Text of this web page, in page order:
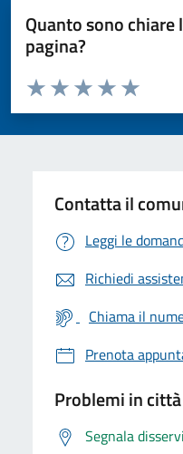
Quanto sono
pagina?
Valuta da 1 a 5 stelle la pagina
Valuta 5
Valuta 4
Valuta 3 stelle su
Valuta 2 stelle su 5
Valuta 1 stelle su 5
Contatta il
Leggi le
Richiedi
Chiama il
Prenota
Problemi in città
Segnala